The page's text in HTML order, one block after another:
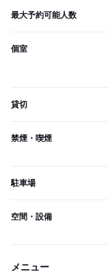
最大予約可能人数
個室
貸切
禁煙・喫煙
駐車場
空間・設備
メニュー